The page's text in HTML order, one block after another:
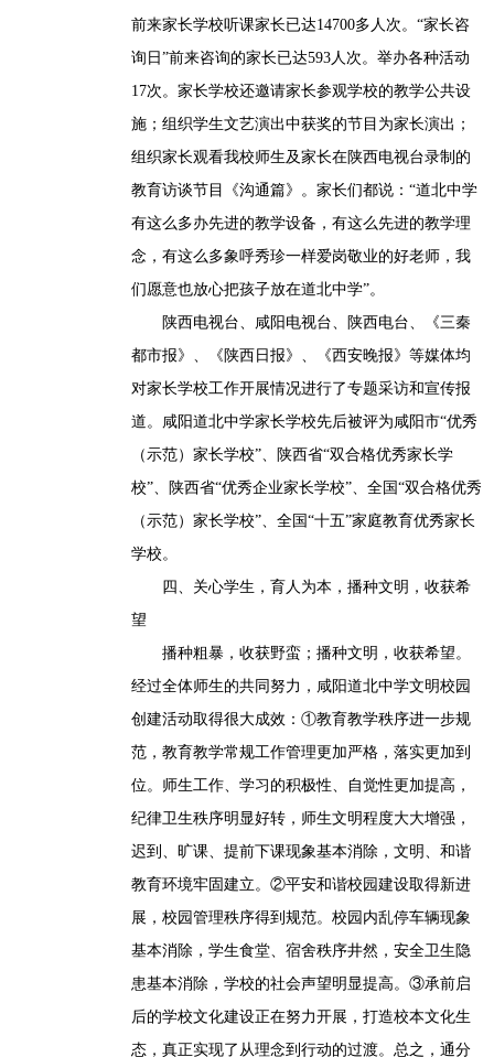
前来家长学校听课家长已达14700多人次。“家长咨
询日”前来咨询的家长已达593人次。举办各种活动
17次。家长学校还邀请家长参观学校的教学公共设
施；组织学生文艺演出中获奖的节目为家长演出；
组织家长观看我校师生及家长在陕西电视台录制的
教育访谈节目《沟通篇》。家长们都说：“道北中学
有这么多办先进的教学设备，有这么先进的教学理
念，有这么多象呼秀珍一样爱岗敬业的好老师，我
们愿意也放心把孩子放在道北中学”。
陕西电视台、咸阳电视台、陕西电台、《三秦
都市报》、《陕西日报》、《西安晚报》等媒体均
对家长学校工作开展情况进行了专题采访和宣传报
道。咸阳道北中学家长学校先后被评为咸阳市“优秀
（示范）家长学校”、陕西省“双合格优秀家长学
校”、陕西省“优秀企业家长学校”、全国“双合格优秀
（示范）家长学校”、全国“十五”家庭教育优秀家长
学校。
四、关心学生，育人为本，播种文明，收获希
望
播种粗暴，收获野蛮；播种文明，收获希望。
经过全体师生的共同努力，咸阳道北中学文明校园
创建活动取得很大成效：①教育教学秩序进一步规
范，教育教学常规工作管理更加严格，落实更加到
位。师生工作、学习的积极性、自觉性更加提高，
纪律卫生秩序明显好转，师生文明程度大大增强，
迟到、旷课、提前下课现象基本消除，文明、和谐
教育环境牢固建立。②平安和谐校园建设取得新进
展，校园管理秩序得到规范。校园内乱停车辆现象
基本消除，学生食堂、宿舍秩序井然，安全卫生隐
患基本消除，学校的社会声望明显提高。③承前启
后的学校文化建设正在努力开展，打造校本文化生
态，真正实现了从理念到行动的过渡。总之，通分